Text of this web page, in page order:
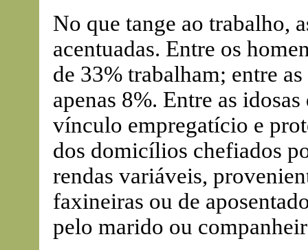
No que tange ao trabalho,
acentuadas. Entre os
de 33% trabalham; entre
apenas 8%. Entre as
vínculo empregatício e
dos domicílios chefiados
rendas variáveis,
faxineiras ou de
pelo marido ou